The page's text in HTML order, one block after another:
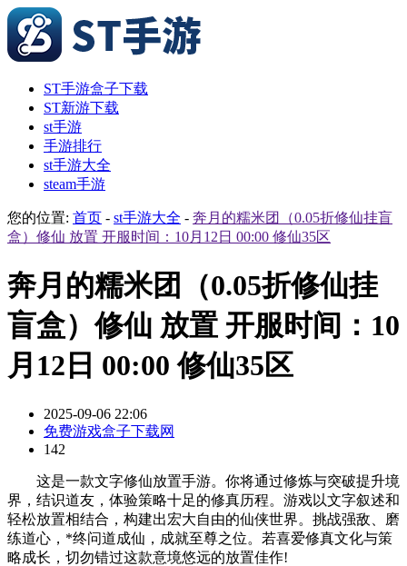
ST手游盒子下载
ST新游下载
st手游
手游排行
st手游大全
steam手游
您的位置: 首页 - st手游大全 - 奔月的糯米团（0.05折修仙挂盲
盒）修仙 放置 开服时间：10月12日 00:00 修仙35区
奔月的糯米团（0.05折修仙挂
盲盒）修仙 放置 开服时间：10
月12日 00:00 修仙35区
2025-09-06 22:06
免费游戏盒子下载网
142
这是一款文字修仙放置手游。你将通过修炼与突破提升境
界，结识道友，体验策略十足的修真历程。游戏以文字叙述和
轻松放置相结合，构建出宏大自由的仙侠世界。挑战强敌、磨
练道心，*终问道成仙，成就至尊之位。若喜爱修真文化与策
略成长，切勿错过这款意境悠远的放置佳作!